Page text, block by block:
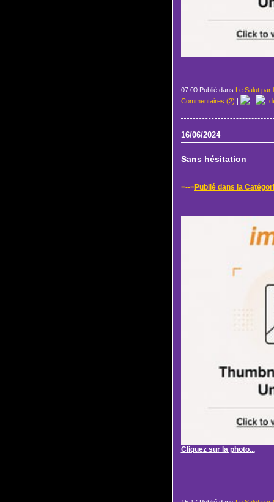
07:00 Publié dans Le Salut par
Commentaires (2) | |
16/06/2024
Sans hésitation
=--=Publié dans la
Cliquez sur la photo...